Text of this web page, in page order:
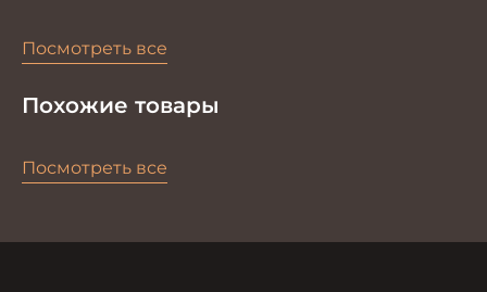
Посмотреть все
Похожие товары
Посмотреть все